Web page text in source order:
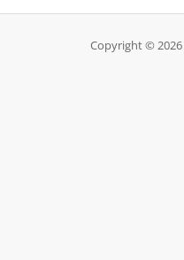
Copyright © 2026